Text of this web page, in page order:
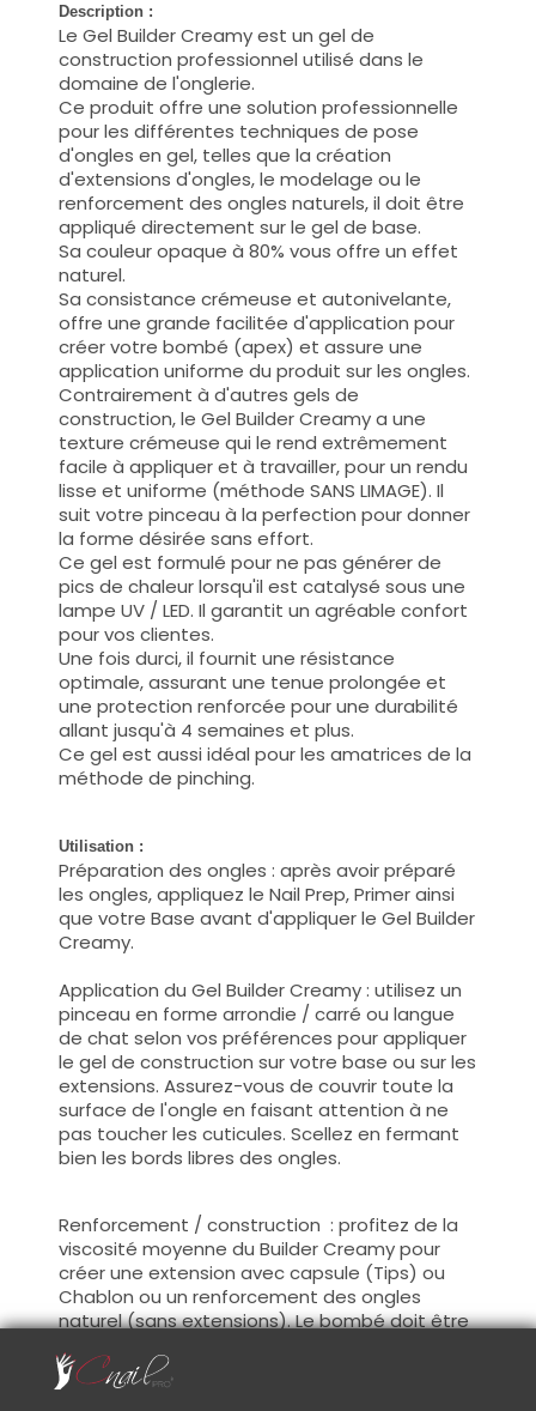
Description :
Le Gel Builder Creamy est un gel de
construction professionnel utilisé dans le
domaine de l'onglerie.
Ce produit offre une solution professionnelle
pour les différentes techniques de pose
d'ongles en gel, telles que la création
d'extensions d'ongles, le modelage ou le
renforcement des ongles naturels, il doit être
appliqué directement sur le gel de base.
Sa couleur opaque à 80% vous offre un effet
naturel.
Sa consistance crémeuse et autonivelante,
offre une grande facilitée d'application pour
créer votre bombé (apex) et assure une
application uniforme du produit sur les ongles.
Contrairement à d'autres gels de
construction, le Gel Builder Creamy a une
texture crémeuse qui le rend extrêmement
facile à appliquer et à travailler, pour un rendu
lisse et uniforme (méthode SANS LIMAGE). Il
suit votre pinceau à la perfection pour donner
la forme désirée sans effort.
Ce gel est formulé pour ne pas générer de
pics de chaleur lorsqu'il est catalysé sous une
lampe UV / LED. Il garantit un agréable confort
pour vos clientes.
Une fois durci, il fournit une résistance
optimale, assurant une tenue prolongée et
une protection renforcée pour une durabilité
allant jusqu'à 4 semaines et plus.
Ce gel est aussi idéal pour les amatrices de la
méthode de pinching.
Utilisation :
Préparation des ongles : après avoir préparé
les ongles, appliquez le Nail Prep, Primer ainsi
que votre Base avant d'appliquer le Gel Builder
Creamy.
Application du Gel Builder Creamy : utilisez un
pinceau en forme arrondie / carré ou langue
de chat selon vos préférences pour appliquer
le gel de construction sur votre base ou sur les
extensions. Assurez-vous de couvrir toute la
surface de l'ongle en faisant attention à ne
pas toucher les cuticules. Scellez en fermant
bien les bords libres des ongles.
Renforcement / construction : profitez de la
viscosité moyenne du Builder Creamy pour
créer une extension avec capsule (Tips) ou
Chablon ou un renforcement des ongles
naturel (sans extensions). Le bombé doit être
des ongles.(zone de stress)